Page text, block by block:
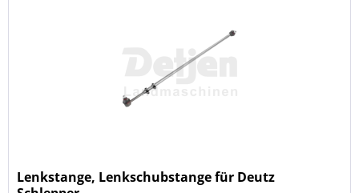
Lenkstange, Lenkschubstange für Deutz